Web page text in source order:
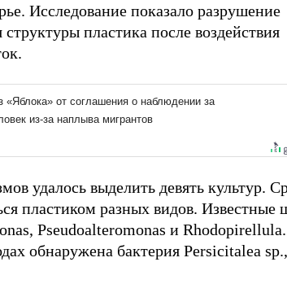
Исследование показало разрушение
пластика после воздействия
удалось выделить девять культур.
пластиком разных видов.
Pseudoalteromonas и Rhodopirellula.
обнаружена бактерия Persicitalea sp.,